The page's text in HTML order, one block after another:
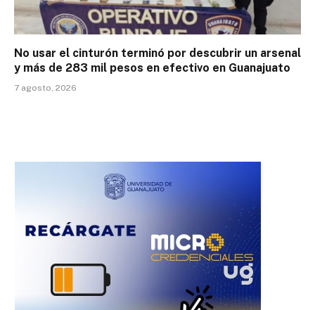
No usar el cinturón terminó por descubrir un arsenal
y más de 283 mil pesos en efectivo en Guanajuato
7 agosto, 2026